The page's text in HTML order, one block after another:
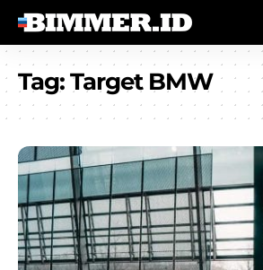
Tag:Target BMW